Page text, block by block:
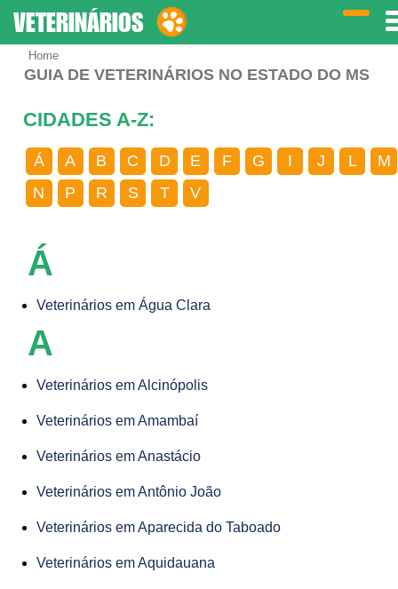
VETERINÁRIOS
Home
GUIA DE VETERINÁRIOS NO ESTADO DO MS
CIDADES A-Z:
Á A B C D E F G I J L
M
N
P R S T V
Á
Veterinários em Água Clara
A
Veterinários em Alcinópolis
Veterinários em Amambaí
Veterinários em Anastácio
Veterinários em Antônio João
Veterinários em Aparecida do Taboado
Veterinários em Aquidauana